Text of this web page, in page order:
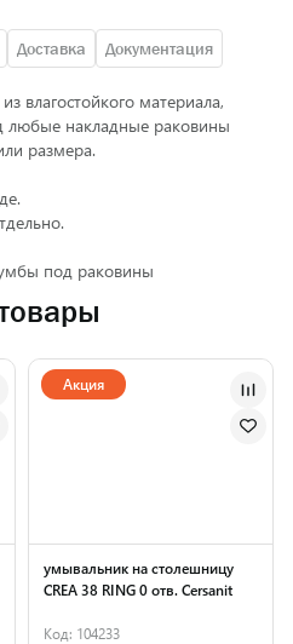
Доставка Документация
влагостойкого материала,
любые накладные раковины
размера.
под раковины
умывальник на столешницу
CREA 38 RING 0 отв. Cersanit
Код: 104233
Акция